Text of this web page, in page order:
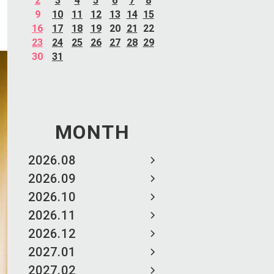
9
10 11 12 13 14 15
16
17 18 19 20 21
22
23
24 25 26 27 28 29
30
31
MONTH
2026.08
2026.09
2026.10
2026.11
2026.12
2027.01
2027.02